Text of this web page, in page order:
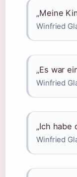
„Meine
Winfried
„Es war
Winfried
„Ich habe
Winfried